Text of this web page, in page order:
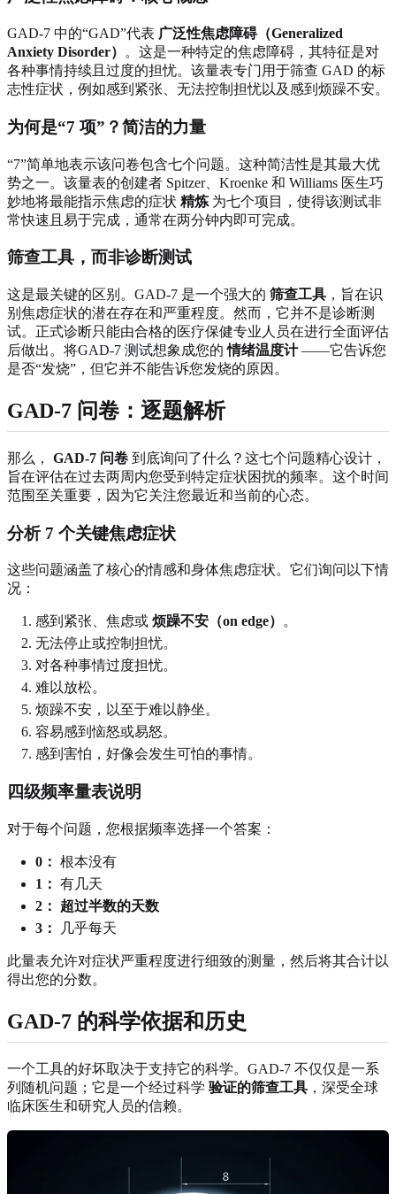
GAD-7 中的“GAD”代表 广泛性焦虑障碍（Generalized
Anxiety Disorder）
。这是一种特定的焦虑障碍，其特征是对
各种事情持续且过度的担忧。该量表专门用于筛查 GAD 的标
志性症状，例如感到紧张、无法控制担忧以及感到烦躁不安。
为何是“7 项”？简洁的力量
“7”简单地表示该问卷包含七个问题。这种简洁性是其最大优
势之一。该量表的创建者 Spitzer、Kroenke 和 Williams 医生巧
妙地将最能指示焦虑的症状 精炼 为七个项目，使得该测试非
常快速且易于完成，通常在两分钟内即可完成。
筛查工具，而非诊断测试
这是最关键的区别。GAD-7 是一个强大的 筛查工具 ，旨在识
别焦虑症状的潜在存在和严重程度。然而，它并不是诊断测
试。正式诊断只能由合格的医疗保健专业人员在进行全面评估
后做出。将GAD-7 测试想象成您的情绪温度计——它告诉您
是否“发烧”，但它并不能告诉您发烧的原因。
GAD-7 问卷：逐题解析
那么， GAD-7 问卷 到底询问了什么？这七个问题精心设计，
旨在评估在过去两周内您受到特定症状困扰的频率。这个时间
范围至关重要，因为它关注您最近和当前的心态。
分析 7 个关键焦虑症状
这些问题涵盖了核心的情感和身体焦虑症状。它们询问以下情
况：
感到紧张、焦虑或 烦躁不安（on edge）
。
无法停止或控制担忧。
对各种事情过度担忧。
难以放松。
烦躁不安，以至于难以静坐。
容易感到恼怒或易怒。
感到害怕，好像会发生可怕的事情。
四级频率量表说明
对于每个问题，您根据频率选择一个答案：
0： 根本没有
1： 有几天
2：
超过半数的天数
3：
几乎每天
此量表允许对症状严重程度进行细致的测量，然后将其合计以
得出您的分数。
GAD-7 的科学依据和历史
一个工具的好坏取决于支持它的科学。GAD-7 不仅仅是一系
列随机问题；它是一个经过科学 验证的筛查工具 ，深受全球
临床医生和研究人员的信赖。